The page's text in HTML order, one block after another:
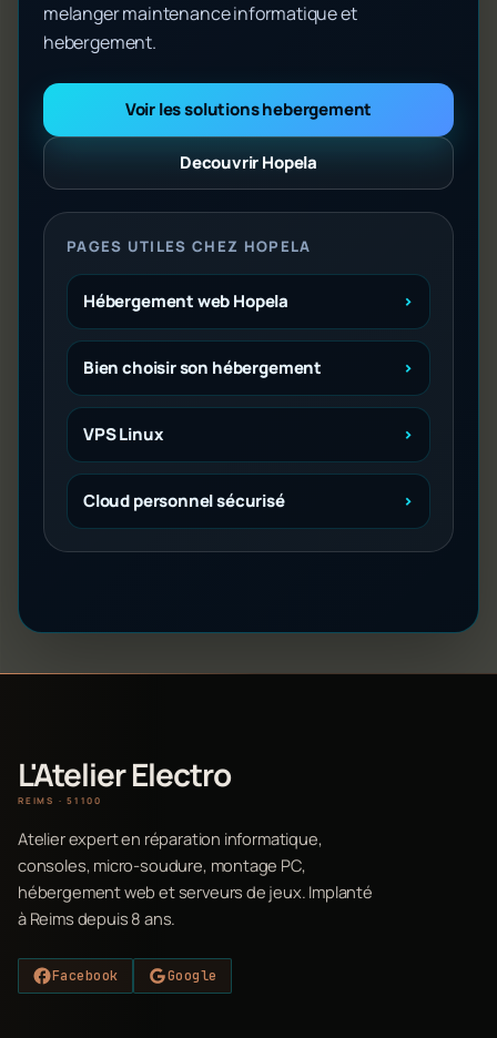
melanger maintenance informatique et
hebergement.
Voir les solutions hebergement
Decouvrir Hopela
PAGES UTILES CHEZ HOPELA
Hébergement web Hopela
Bien choisir son hébergement
VPS Linux
Cloud personnel sécurisé
L'Atelier Electro
REIMS · 51100
Atelier expert en réparation informatique,
consoles, micro-soudure, montage PC,
hébergement web et serveurs de jeux. Implanté
à Reims depuis 8 ans.
Facebook Google